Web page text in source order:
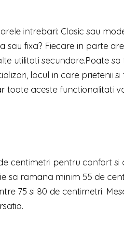
intrebari: Clasic sau
sau fixa? Fiecare in parte
utilitati secundare.Poate sa
locul in care prietenii
toate aceste functionalitati
centimetri pentru confort
sa ramana minim 55 de
75 si 80 de centimetri.